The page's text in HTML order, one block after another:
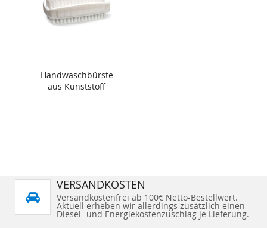
Handwaschbürste
aus Kunststoff
VERSANDKOSTEN
Versandkostenfrei ab 100€ Netto-Bestellwert.
Aktuell erheben wir allerdings zusätzlich einen
Diesel- und Energiekostenzuschlag je Lieferung.